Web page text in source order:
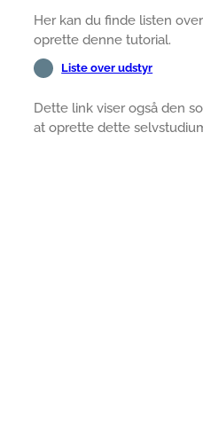
Her kan du finde listen
oprette denne tutorial.
Liste over udstyr
Dette link viser også den
at oprette dette